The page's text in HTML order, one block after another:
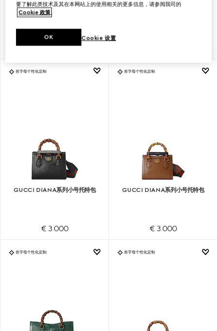
GUCCI
DIANA系列中号竹节托特包
€ 3.600
GUCCI
首字母个性化定制
GUCCI DIANA系列小号托特包
€ 3.000
首字母个性化定制
GUCCI DIANA系列小号托特包
€ 3.000
首字母个性化定制 首字母个性化定制
要了解此类技术及其在本网站上的使用相关的更多信息，请参阅我司的
Cookie 政策。
Cookie 设置
OK